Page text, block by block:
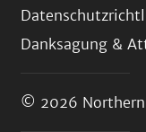
Danksagung &
© 2026